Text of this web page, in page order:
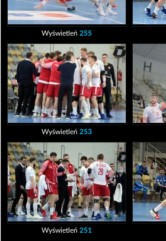
Wyświetleń 255
Wyświetleń 253
Wyświetleń 251